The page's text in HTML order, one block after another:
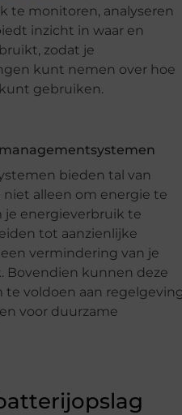
te monitoren, analyseren
inzicht in waar en
zodat je
kunt nemen over hoe
gebruiken.
bieden tal van
niet alleen om energie te
je energieverbruik te
tot aanzienlijke
vermindering van je
Bovendien kunnen deze
te voldoen aan
voor duurzame